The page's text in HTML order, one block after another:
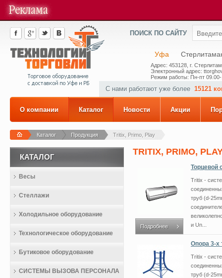
ПОИСК ПО САЙТУ
Уфа
Адрес: 453128, г.
Электронный адрес:
Режим работы: Пн-пт
С нами работают уже более 15121
О компании Каталог Новости Акции
Каталог Продукция Tritix, Primo, Play
TRITIX, PRIMO,
Подробнее
Торцевой
Tritix -
труб (d-
и Un...
Опора 3-х
Tritix -
труб (d-
КАТАЛОГ
Весы
Стеллажи
Холодильное оборудование
Технологическое оборудование
Бутиковое оборудование
СИСТЕМЫ ВЫЗОВА ПЕРСОНАЛА